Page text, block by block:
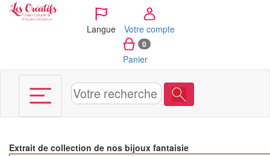
Langue Votre compte
0
Panier
Extrait de collection de nos bijoux fantaisie
Panneau de gestion des cookies